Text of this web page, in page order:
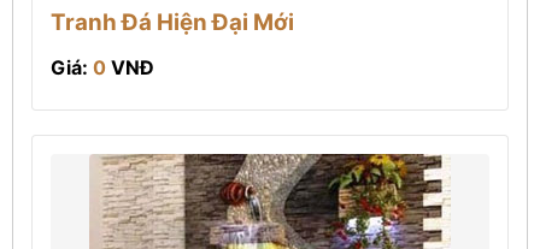
Tranh Đá Hiện Đại Mới
Giá: 0 VNĐ